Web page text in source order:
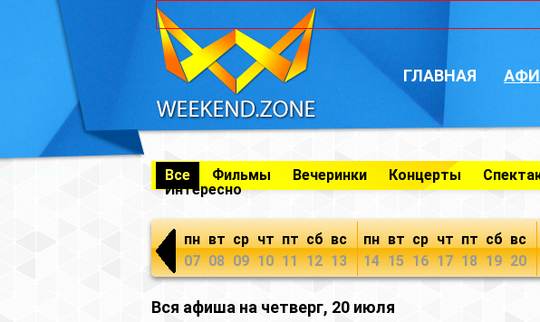
ГЛАВНАЯ
Все Фильмы Вечеринки Концерты
Интересно
пн
07
вт
08
ср
09
чт
10
пт
11
сб
12
вс
13
пн
14
вт
15
ср
16
чт
17
пт
18
сб
19
вс
20
Вся афиша на четверг, 20 июля